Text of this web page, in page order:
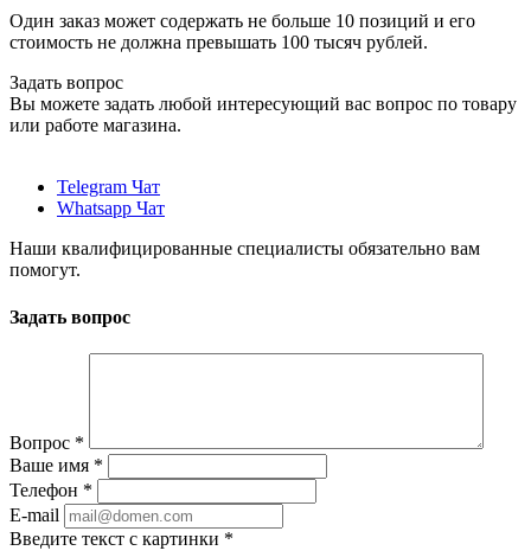
Один заказ может содержать не больше 10 позиций и его
стоимость не должна превышать 100 тысяч рублей.
Задать вопрос
Вы можете задать любой интересующий вас вопрос по товару
или работе магазина.
Telegram Чат
Whatsapp Чат
Наши квалифицированные специалисты обязательно вам
помогут.
Задать вопрос
Вопрос *
Ваше имя *
Телефон *
E-mail
Введите текст с картинки *